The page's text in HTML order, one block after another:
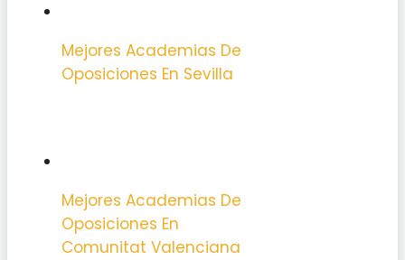
Mejores Academias De
Oposiciones En Sevilla
Mejores Academias De
Oposiciones En
Comunitat Valenciana